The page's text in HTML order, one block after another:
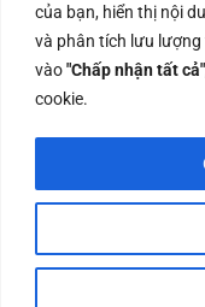
của bạn, hiển thị nội
và phân tích lưu
vào"Chấp nhận tất cả"
cookie.
Công ty TNHH Nam
cấp ngày 14/06/
Nội
Copyrights @2023